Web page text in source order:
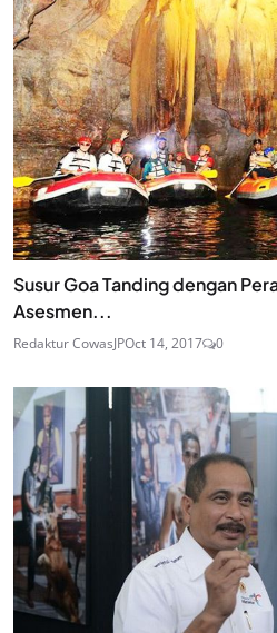
Susur Goa Tanding dengan
Asesmen...
Redaktur CowasJPOct 14, 2017 0